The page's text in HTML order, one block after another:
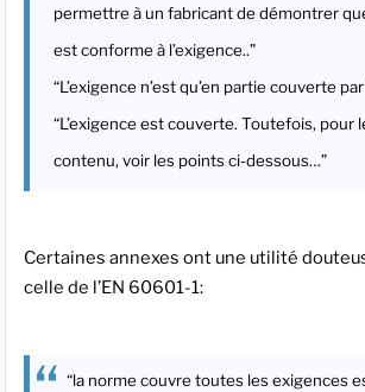
permettre à un fabricant de démontrer
est conforme à l’exigence..”
“L’exigence n’est qu’en partie couverte
“L’exigence est couverte. Toutefois, pour
contenu, voir les points ci-dessous…”
Certaines annexes ont une utilité
celle de l’EN 60601-1:
“la norme couvre toutes les exigences